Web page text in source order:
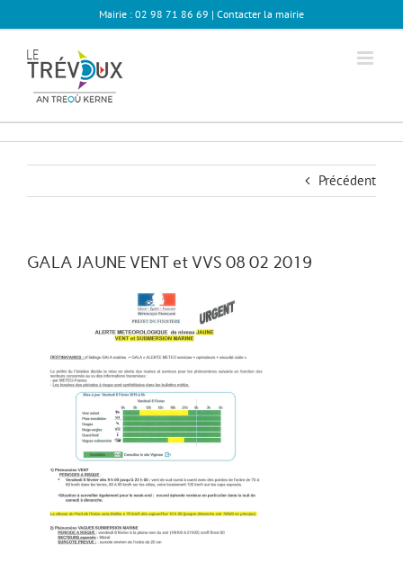
au
Mairie : 02 98 71 86 69 | Contacter la mairie
Précédent
GALA JAUNE VENT et VVS 08 02 2019